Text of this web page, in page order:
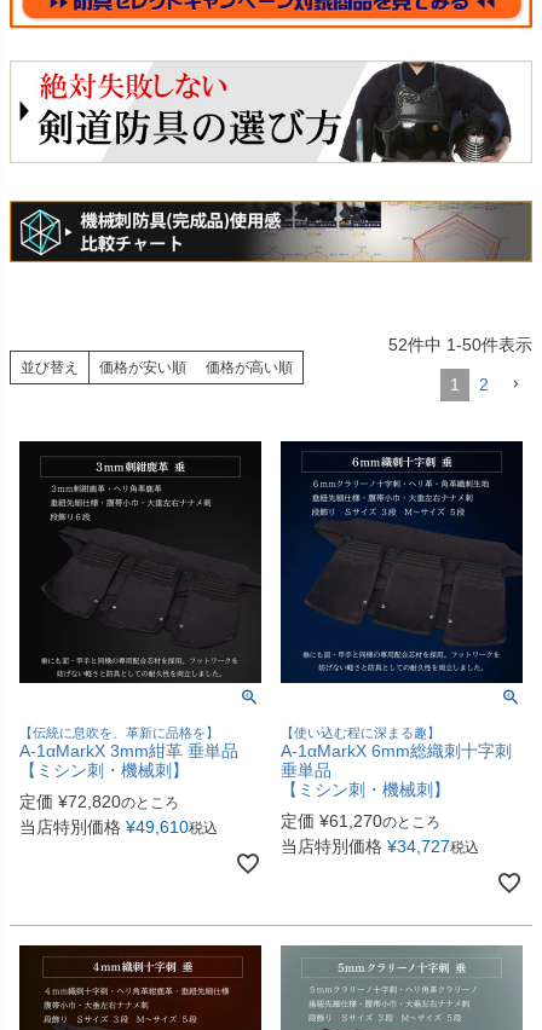
並び替え 価格が安い順 価格が高い順
52件中 1-50件表示
1 2
【伝統に息吹を、革新に品格を】
A-1αMarkX 3mm紺革 垂単品
【ミシン刺・機械刺】
定価 ¥72,820のところ
当店特別価格 ¥49,610税込
【使い込む程に深まる趣】
A-1αMarkX 6mm総織刺十字刺
垂単品
【ミシン刺・機械刺】
定価 ¥61,270のところ
当店特別価格 ¥34,727税込